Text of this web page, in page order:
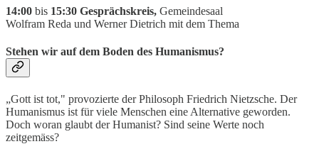
14:00 bis 15:30 Gesprächskreis, Gemeindesaal
Wolfram Reda und Werner Dietrich mit dem Thema
Stehen wir auf dem Boden des Humanismus?
„Gott ist tot," provozierte der Philosoph Friedrich Nietzsche. Der
Humanismus ist für viele Menschen eine Alternative geworden.
Doch woran glaubt der Humanist? Sind seine Werte noch
zeitgemäss?